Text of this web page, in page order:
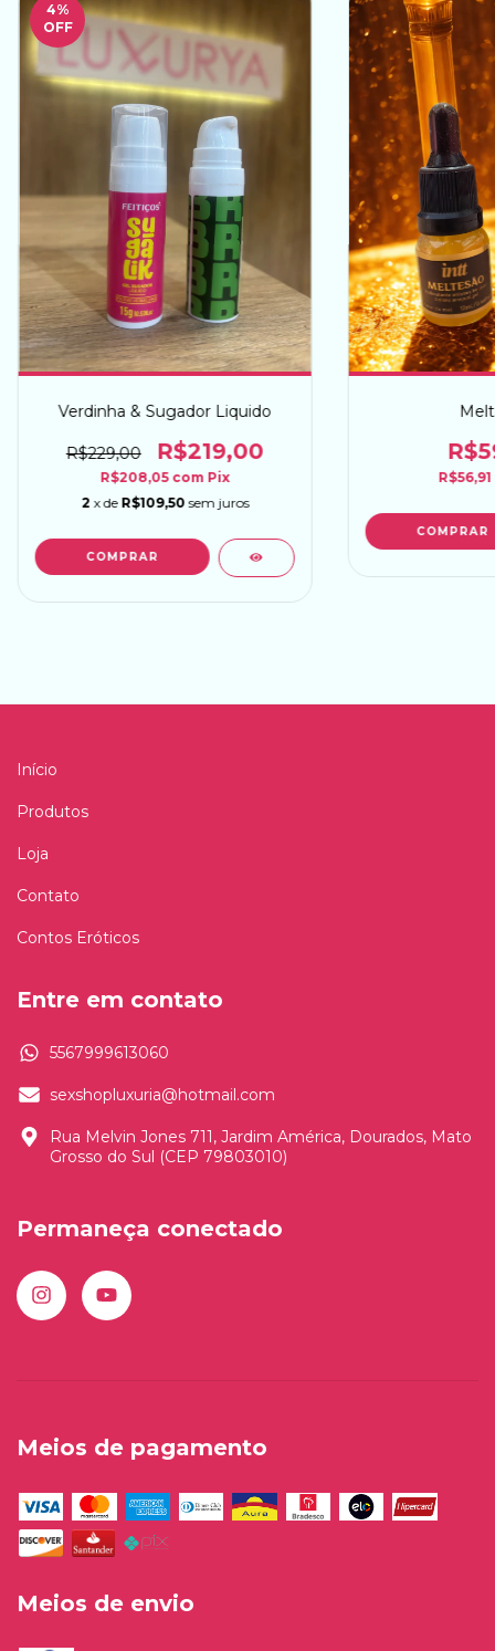
4%
OFF
Verdinha & Sugador Liquido
R$229,00 R$219,00
R$208,05 com Pix
2 x de R$109,50 sem juros
R$56,91
Início
Produtos
Loja
Contato
Contos Eróticos
Entre em contato
5567999613060
sexshopluxuria@hotmail.com
Rua Melvin Jones 711, Jardim América, Dourados, Mato
Grosso do Sul (CEP 79803010)
Permaneça conectado
Meios de pagamento
Meios de envio